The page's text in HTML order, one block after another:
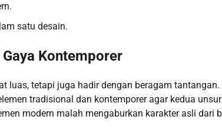
satu desain.
Kontemporer
luas, tetapi juga hadir dengan beragam tantangan.
tradisional dan kontemporer agar kedua
modern malah mengaburkan karakter asli dari